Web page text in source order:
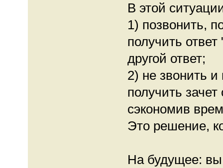
В этой
1) позвонить,
получить
другой ответ;
2) не звонить
получить
сэкономив
Это решение,
На будущее: